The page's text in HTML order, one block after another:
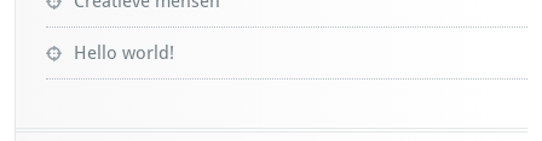
Hello world!